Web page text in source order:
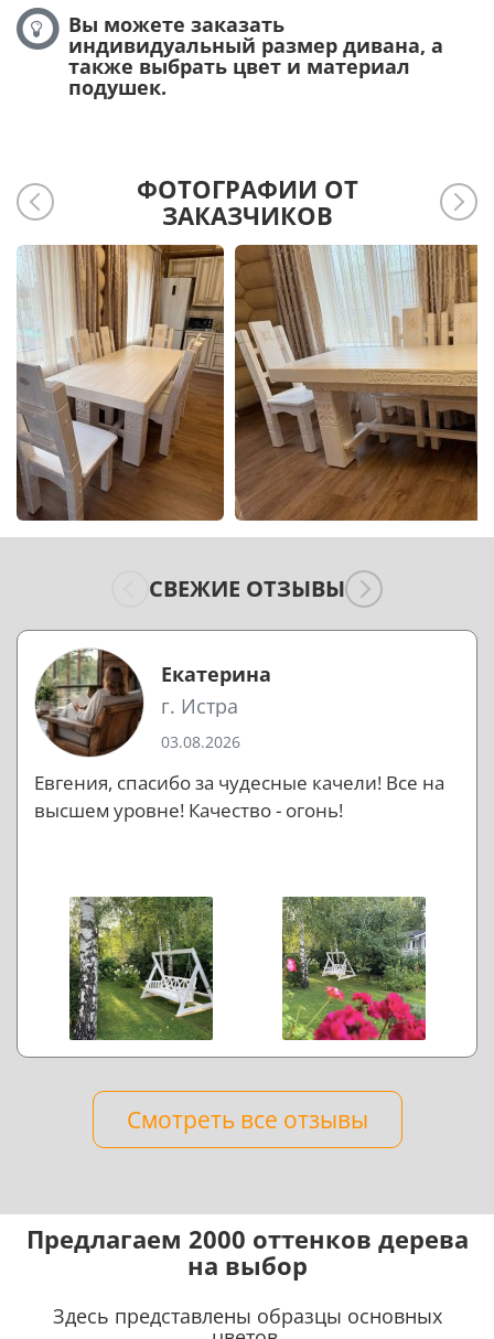
Вы можете заказать
индивидуальный размер дивана, а
также выбрать цвет и материал
подушек.
ФОТОГРАФИИ ОТ
ЗАКАЗЧИКОВ
СВЕЖИЕ ОТЗЫВЫ
Екатерина
г. Истра
03.08.2026
Евгения, спасибо за чудесные качели! Все на
высшем уровне! Качество - огонь!
Смотреть все отзывы
Предлагаем 2000 оттенков дерева
на выбор
Здесь представлены образцы основных